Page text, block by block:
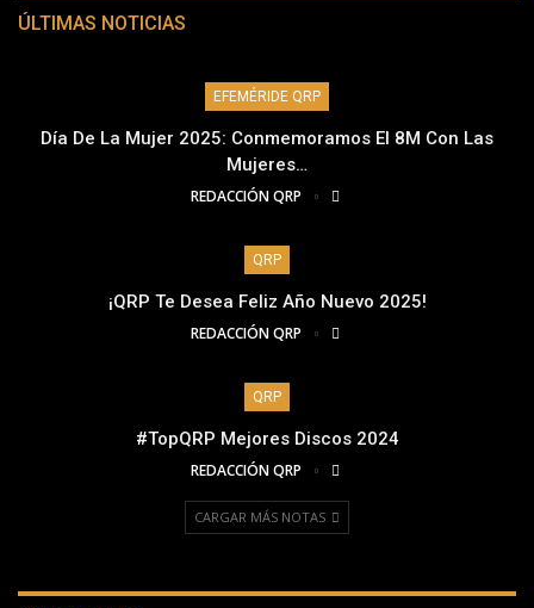
ÚLTIMAS NOTICIAS
EFEMÉRIDE QRP
Día De La Mujer 2025: Conmemoramos El 8M Con Las
Mujeres…
REDACCIÓN QRP
QRP
¡QRP Te Desea Feliz Año Nuevo 2025!
REDACCIÓN QRP
QRP
#TopQRP Mejores Discos 2024
REDACCIÓN QRP
CARGAR MÁS NOTAS